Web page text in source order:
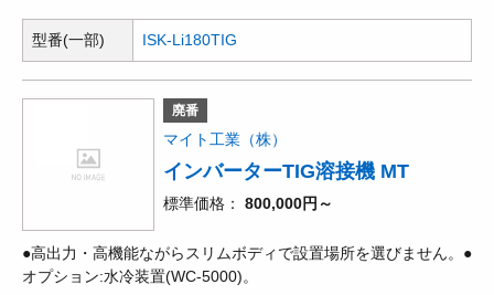
載。●離れた場所からでもフロントのLEDの色で、電池残量や警
告など状態を把握できます。●小型・軽量。●電池を保護する温度
監視機能。●作業者を感電の危険から守る電撃防止機能(手棒溶接
時)。●電源を切っても設定値が残るメモリー機能。●溶接棒のく
っつきを防ぐ短絡保護機能。●自動電源OFFで電池の消耗を防ぐ
待機OFF機能。●パルスTIG
型番(一部) ISK-Li180TIG
廃番
マイト工業（株）
インバーターTIG溶接機 MT
標準価格 800,000円～
●高出力・高機能ながらスリムボディで設置場所を選びません。●
オプション:水冷装置(WC-5000)。